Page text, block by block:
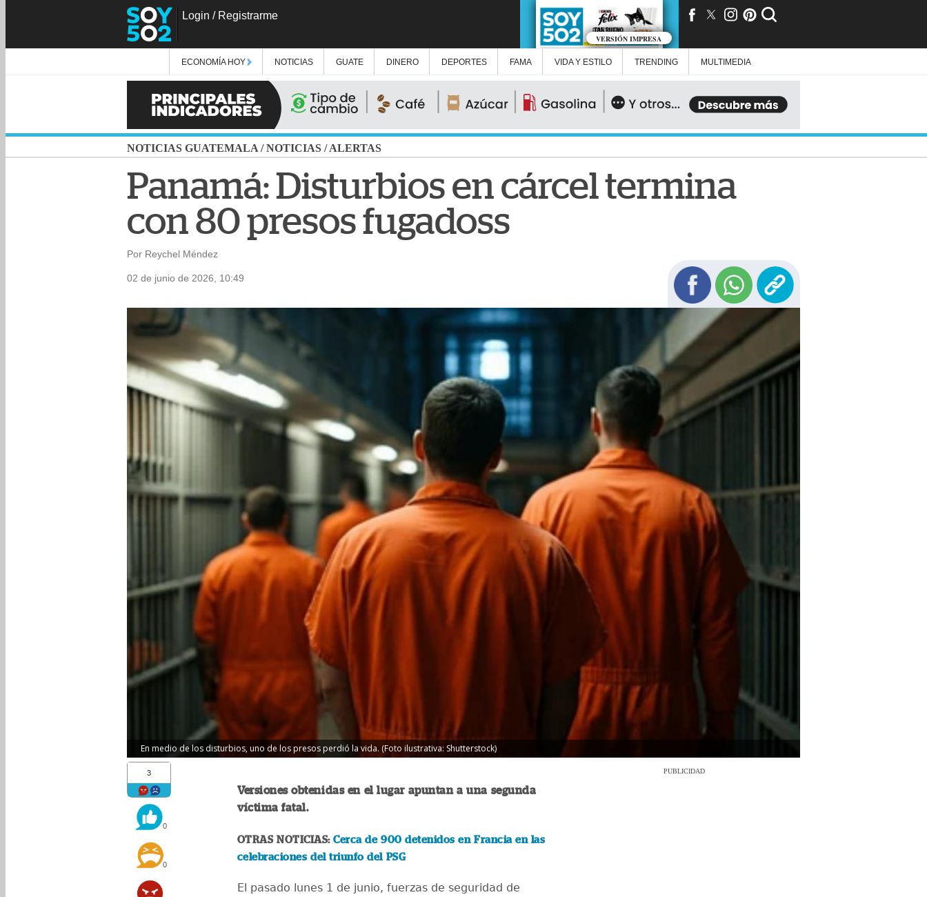
Login / Registrarme
VERSIÓN IMPRESA
ECONOMÍA HOY NOTICIAS GUATE DINERO DEPORTES FAMA VIDA Y ESTILO TRENDING MULTIMEDIA
NOTICIAS GUATEMALA /NOTICIAS /ALERTAS
Panamá: Disturbios en cárcel termina
con 80 presos fugadoss
Por Reychel Méndez
02 de junio de 2026, 10:49
En medio de los disturbios, uno de los presos perdió la vida. (Foto ilustrativa: Shutterstock)
3
0
0
Versiones obtenidas en el lugar apuntan a una segunda
víctima fatal.
OTRAS NOTICIAS:Cerca de 900 detenidos en Francia en las
celebraciones del triunfo del PSG
El pasado lunes 1 de junio, fuerzas de seguridad de
PUBLICIDAD